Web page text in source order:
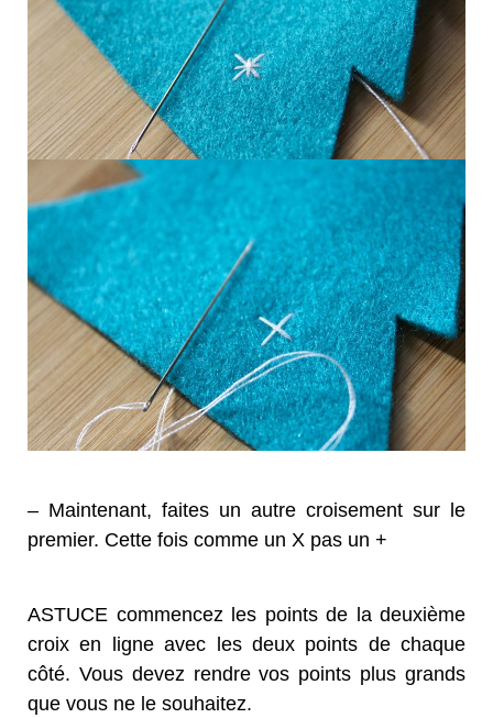
– Maintenant, faites un autre croisement sur le
premier. Cette fois comme un X pas un +
ASTUCE commencez les points de la deuxième
croix en ligne avec les deux points de chaque
côté. Vous devez rendre vos points plus grands
que vous ne le souhaitez.